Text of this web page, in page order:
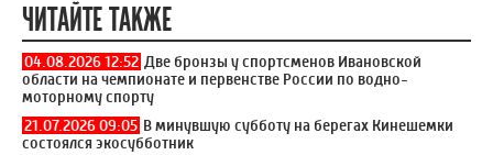
ЧИТАЙТЕ ТАКЖЕ
04.08.2026 12:52 Две бронзы у спортсменов Ивановской
области на чемпионате и первенстве России по водно-
моторному спорту
21.07.2026 09:05 В минувшую субботу на берегах Кинешемки
состоялся экосубботник